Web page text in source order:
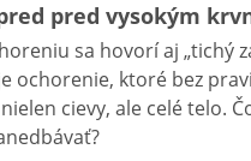
pred vysokým
sa hovorí aj „tichý
ochorenie, ktoré bez
cievy, ale celé telo.